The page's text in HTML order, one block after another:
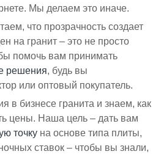
Мы делаем это иначе.
что прозрачность создает
на гранит – это не просто
помочь вам принимать
решения, будь вы
или оптовый покупатель.
в бизнесе гранита и знаем, как
цены. Наша цель – дать вам
точку на основе типа плиты,
ставок – чтобы вы знали,